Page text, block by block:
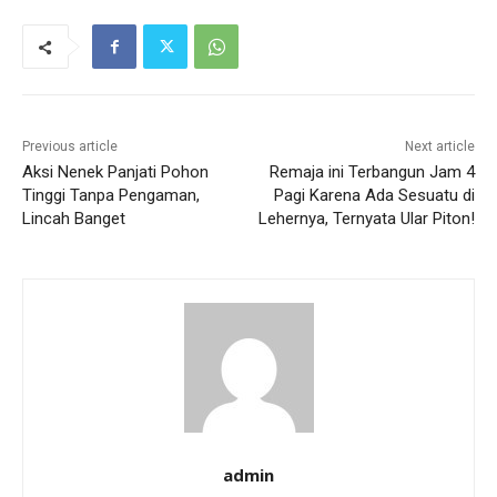
Previous article
Aksi Nenek Panjati Pohon
Tinggi Tanpa Pengaman,
Lincah Banget
Next article
Remaja ini Terbangun Jam 4
Pagi Karena Ada Sesuatu di
Lehernya, Ternyata Ular Piton!
admin